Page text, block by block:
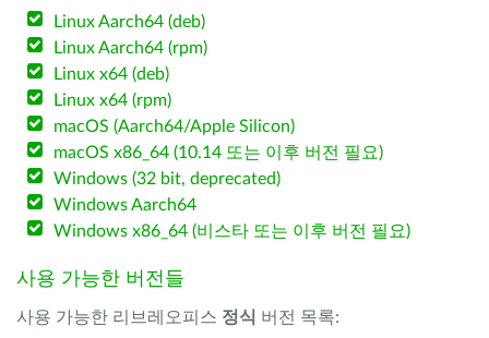
Linux Aarch64 (deb)
Linux Aarch64 (rpm)
Linux x64 (deb)
Linux x64 (rpm)
macOS (Aarch64/Apple Silicon)
macOS x86_64 (10.14 또는 이후 버전 필요)
Windows (32 bit, deprecated)
Windows Aarch64
Windows x86_64 (비스타 또는 이후 버전 필요)
사용 가능한 버전들
사용 가능한 리브레오피스 정식 버전 목록: